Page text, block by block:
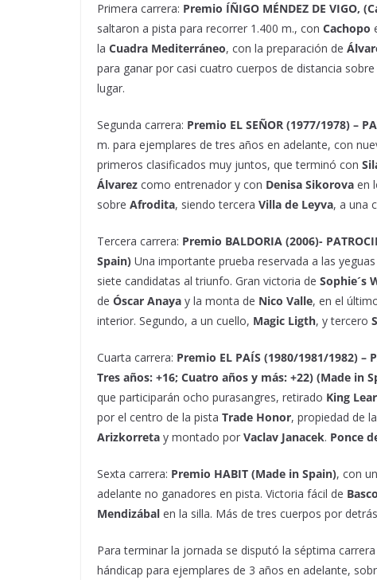
Primera carrera: Premio ÍÑIGO MÉNDEZ DE VIGO,
saltaron a pista para recorrer 1.400 m., con Cachopo
la Cuadra Mediterráneo, con la preparación de
para ganar por casi cuatro cuerpos de distancia sobre
lugar.
Segunda carrera: Premio EL SEÑOR (1977/1978) –
m. para ejemplares de tres años en adelante, con
primeros clasificados muy juntos, que terminó con
Álvarez como entrenador y con Denisa Sikorova en
sobre Afrodita, siendo tercera Villa de Leyva, a una
Tercera carrera: Premio BALDORIA (2006)-
Spain) Una importante prueba reservada a las
siete candidatas al triunfo. Gran victoria de Sophie´s
de Óscar Anaya y la monta de Nico Valle, en el
interior. Segundo, a un cuello, Magic Ligth, y tercero
Cuarta carrera: Premio EL PAÍS (1980/1981/1982) –
Tres años: +16; Cuatro años y más: +22) (Made in
que participarán ocho purasangres, retirado King Lear
por el centro de la pista Trade Honor, propiedad de la
Arizkorreta y montado por Vaclav Janacek. Ponce
Sexta carrera: Premio HABIT (Made in Spain), con
adelante no ganadores en pista. Victoria fácil de
Mendizábal en la silla. Más de tres cuerpos por
Para terminar la jornada se disputó la séptima
hándicap para ejemplares de 3 años en adelante,